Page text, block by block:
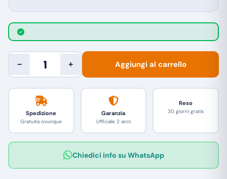
− + Aggiungi al carrello
Spedizione
Gratuita ovunque
Garanzia
Ufficiale 2 anni
Reso
30 giorni gratis
Chiedici info su WhatsApp